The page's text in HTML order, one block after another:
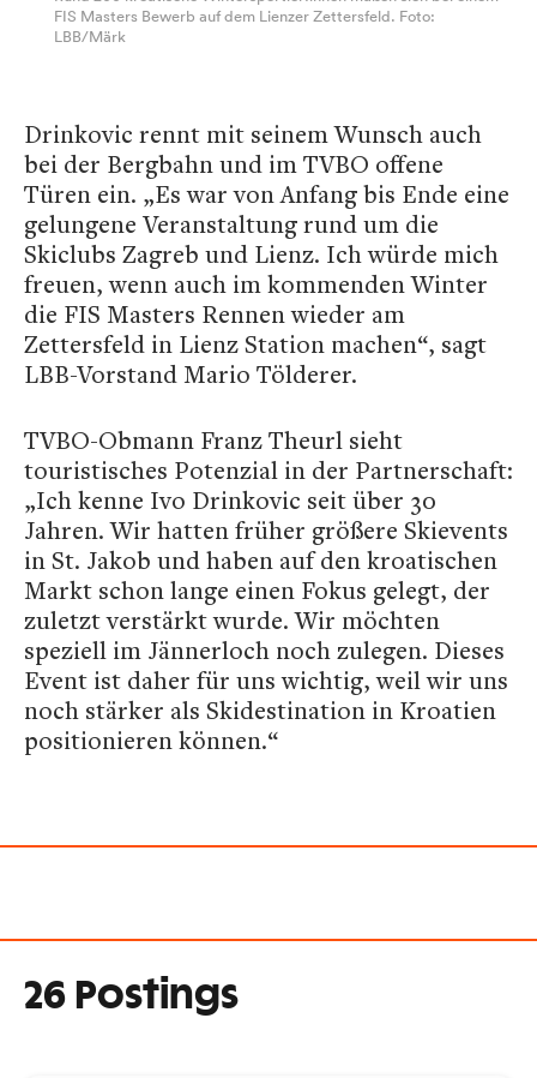
FIS Masters Bewerb auf dem Lienzer Zettersfeld. Foto:
LBB/Märk
Drinkovic rennt mit seinem Wunsch auch
bei der Bergbahn und im TVBO offene
Türen ein. „Es war von Anfang bis Ende eine
gelungene Veranstaltung rund um die
Skiclubs Zagreb und Lienz. Ich würde mich
freuen, wenn auch im kommenden Winter
die FIS Masters Rennen wieder am
Zettersfeld in Lienz Station machen“, sagt
LBB-Vorstand Mario Tölderer.
TVBO-Obmann Franz Theurl sieht
touristisches Potenzial in der Partnerschaft:
„Ich kenne Ivo Drinkovic seit über 30
Jahren. Wir hatten früher größere Skievents
in St. Jakob und haben auf den kroatischen
Markt schon lange einen Fokus gelegt, der
zuletzt verstärkt wurde. Wir möchten
speziell im Jännerloch noch zulegen. Dieses
Event ist daher für uns wichtig, weil wir uns
noch stärker als Skidestination in Kroatien
positionieren können.“
26 Postings